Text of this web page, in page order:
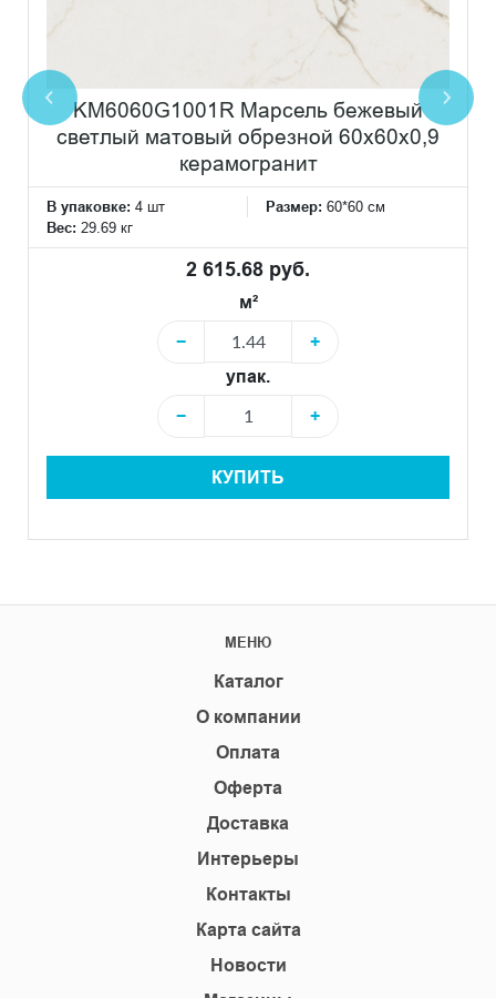
KM6060G1001R Марсель бежевый
светлый матовый обрезной 60x60x0,9
керамогранит
В упаковке: 4 шт Размер: 60*60 см
Вес: 29.69 кг
2 615.68 руб.
м²
−
+
упак.
−
+
КУПИТЬ
МЕНЮ
Каталог
О компании
Оплата
Оферта
Доставка
Интерьеры
Контакты
Карта сайта
Новости